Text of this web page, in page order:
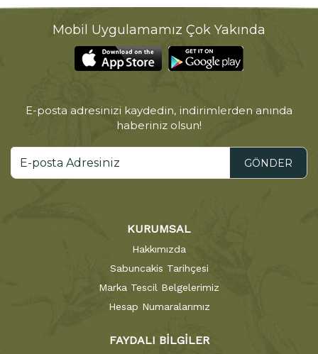
Mobil Uygulamamız Çok Yakında
E-posta adresinizi kaydedin, indirimlerden anında
haberiniz olsun!
GÖNDER
KURUMSAL
Hakkımızda
Sabuncakis Tarihçesi
Marka Tescil Belgelerimiz
Hesap Numaralarımız
FAYDALI BİLGİLER